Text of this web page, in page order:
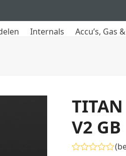
Internals Accu’s, Gas
V2 GB
(